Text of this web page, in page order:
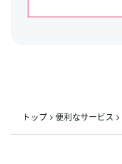
トップ 便利なサービス